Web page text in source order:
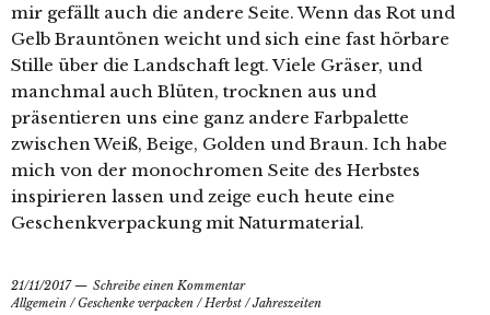
mir gefällt auch die andere Seite. Wenn das Rot und
Gelb Brauntönen weicht und sich eine fast hörbare
Stille über die Landschaft legt. Viele Gräser, und
manchmal auch Blüten, trocknen aus und
präsentieren uns eine ganz andere Farbpalette
zwischen Weiß, Beige, Golden und Braun. Ich habe
mich von der monochromen Seite des Herbstes
inspirieren lassen und zeige euch heute eine
Geschenkverpackung mit Naturmaterial.
21/11/2017
Schreibe einen Kommentar
Allgemein /Geschenke verpacken /Herbst /Jahreszeiten